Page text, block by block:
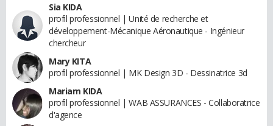
Sia KIDA
profil professionnel | Unité de recherche et
développement-Mécanique Aéronautique - Ingénieur
chercheur
Mary KITA
profil professionnel | MK Design 3D - Dessinatrice 3d
Mariam KIDA
profil professionnel | WAB ASSURANCES - Collaboratrice
d'agence